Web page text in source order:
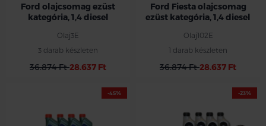
Ford olajcsomag ezüst
kategória, 1,4 diesel
Olaj3E
3 darab készleten
36.874 Ft28.637 Ft
Ford Fiesta olajcsomag
ezüst kategória, 1,4 diesel
Olaj102E
1 darab készleten
36.874 Ft28.637 Ft
-45% -23%